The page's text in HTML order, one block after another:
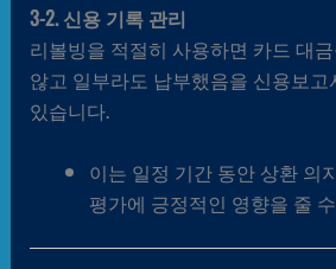
3-2. 신용 기록 관리
리볼빙을 적절히 사용하면 카드 대
않고 일부라도 납부했음을 신용보고
있습니다.
이는 일정 기간 동안 상환 의
평가에 긍정적인 영향을 줄